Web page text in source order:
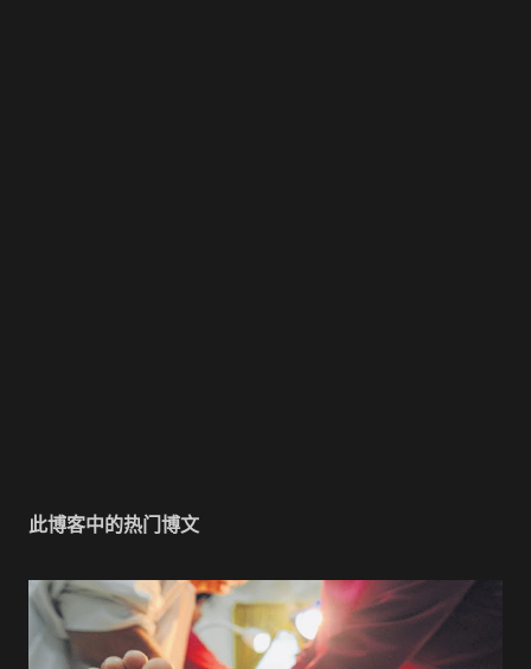
此博客中的热门博文